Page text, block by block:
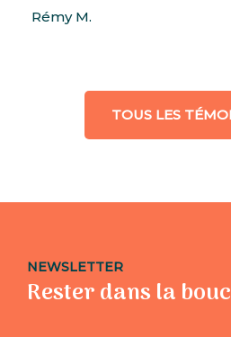
Rémy M.
TOUS LES
NEWSLETTER
Rester dans la